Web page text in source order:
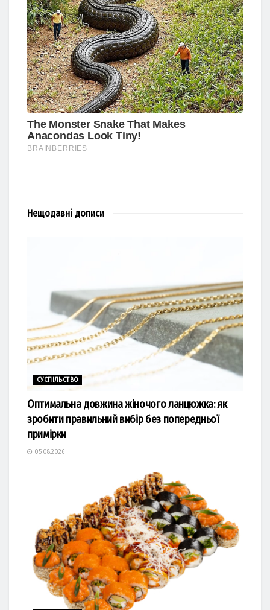
Нещодавні дописи
СУСПІЛЬСТВО
Оптимальна довжина жіночого ланцюжка: як
зробити правильний вибір без попередньої
примірки
05.08.2026